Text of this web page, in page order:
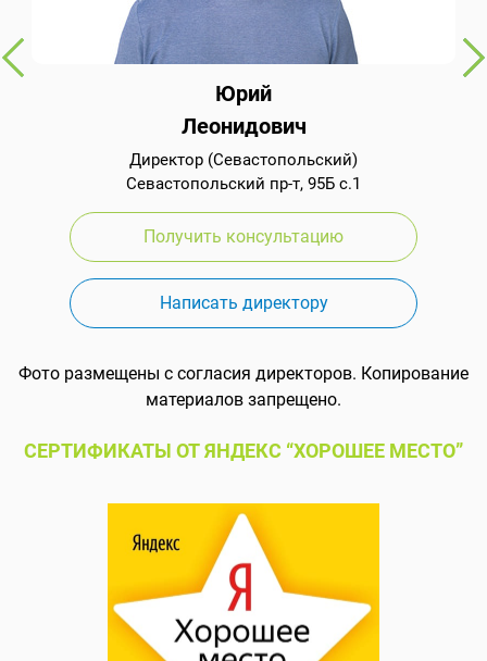
Юрий
Леонидович
Директор (Севастопольский)
Севастопольский пр-т, 95Б с.1
Получить консультацию
Написать директору
Фото размещены с согласия директоров. Копирование
материалов запрещено.
СЕРТИФИКАТЫ ОТ ЯНДЕКС “ХОРОШЕЕ МЕСТО”